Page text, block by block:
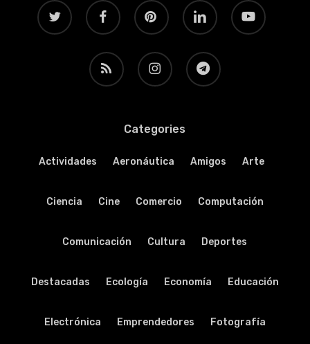
twitter facebook pinterest linkedin youtube
RSS instagram telegram
Categories
Actividades Aeronáutica Amigos Arte
Ciencia Cine Comercio Computación
Comunicación Cultura Deportes
Destacadas Ecología Economía Educación
Electrónica Emprendedores Fotografía